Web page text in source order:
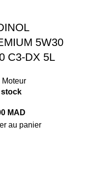
5W30
C3-DX 5L
Moteur
stock
MAD
au panier